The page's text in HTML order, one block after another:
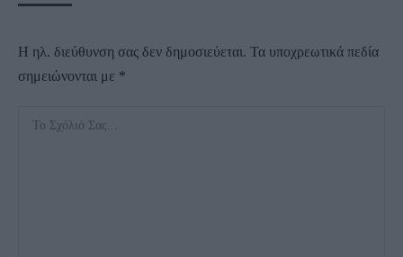
Η ηλ. διεύθυνση σας δεν δημοσιεύεται. Τα υποχρεωτικά πεδία
σημειώνονται με *